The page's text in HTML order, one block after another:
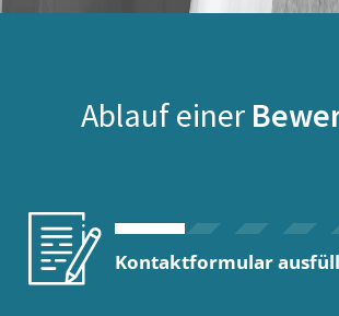
Ablauf einer
Kontaktformular